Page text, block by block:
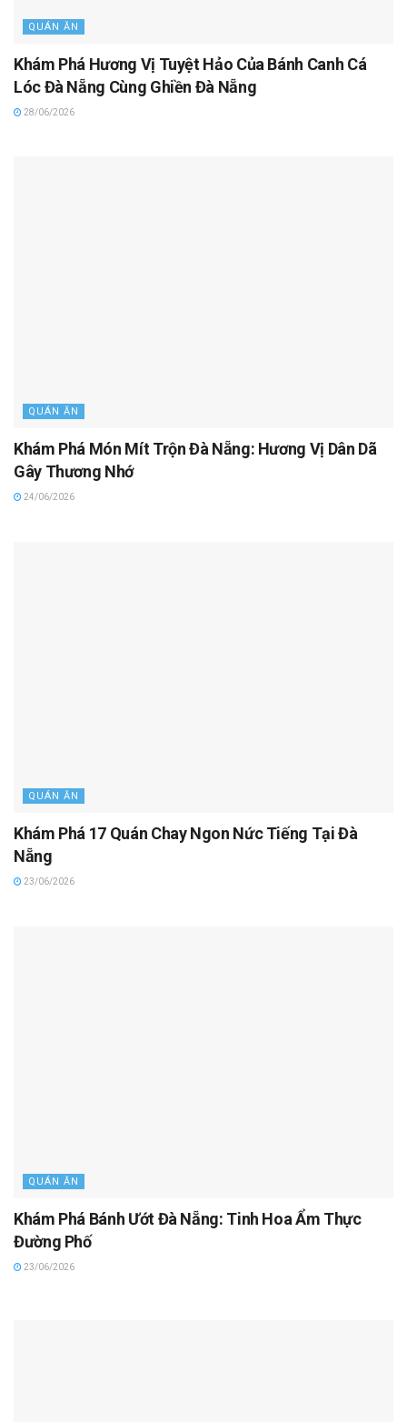
QUÁN ĂN
Khám Phá Hương Vị Tuyệt Hảo Của Bánh Canh Cá
Lóc Đà Nẵng Cùng Ghiền Đà Nẵng
28/06/2026
QUÁN ĂN
Khám Phá Món Mít Trộn Đà Nẵng: Hương Vị Dân Dã
Gây Thương Nhớ
24/06/2026
QUÁN ĂN
Khám Phá 17 Quán Chay Ngon Nức Tiếng Tại Đà
Nẵng
23/06/2026
QUÁN ĂN
Khám Phá Bánh Ướt Đà Nẵng: Tinh Hoa Ẩm Thực
Đường Phố
23/06/2026